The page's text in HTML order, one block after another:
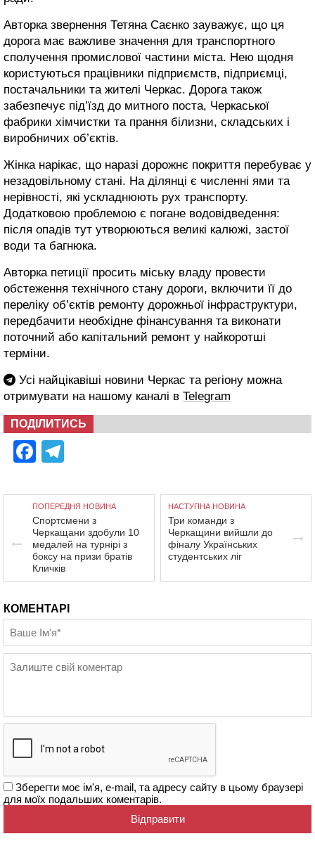
Авторка звернення Тетяна Саєнко зауважує, що ця
дорога має важливе значення для транспортного
сполучення промислової частини міста. Нею щодня
користуються працівники підприємств, підприємці,
постачальники та жителі Черкас. Дорога також
забезпечує під’їзд до митного поста, Черкаської
фабрики хімчистки та прання білизни, складських і
виробничих об’єктів.
Жінка нарікає, що наразі дорожнє покриття перебуває у
незадовільному стані. На ділянці є численні ями та
нерівності, які ускладнюють рух транспорту.
Додатковою проблемою є погане водовідведення:
після опадів тут утворюються великі калюжі, застої
води та багнюка.
Авторка петиції просить міську владу провести
обстеження технічного стану дороги, включити її до
переліку об’єктів ремонту дорожньої інфраструктури,
передбачити необхідне фінансування та виконати
поточний або капітальний ремонт у найкоротші
терміни.
Усі найцікавіші новини Черкас та регіону можна
отримувати на нашому каналі в Telegram
ПОДІЛИТИСЬ
Facebook
ПОПЕРЕДНЯ НОВИНА
Спортсмени з
Черкащани здобули 10
медалей на турнірі з
боксу на призи братів
Кличків
НАСТУПНА НОВИНА
Три команди з
Черкащини вийшли до
фіналу Українських
студентських ліг
КОМЕНТАРІ
Зберегти моє ім'я, e-mail, та адресу сайту в цьому браузері
для моїх подальших коментарів.